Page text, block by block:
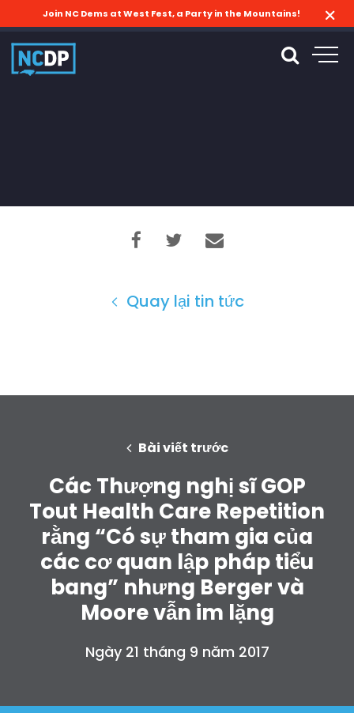
Join NC Dems at West Fest, a Party in the Mountains!
Quay lại tin tức
Bài viết trước
Các Thượng nghị sĩ GOP
Tout Health Care Repetition
rằng “Có sự tham gia của
các cơ quan lập pháp tiểu
bang” nhưng Berger và
Moore vẫn im lặng
Ngày 21 tháng 9 năm 2017